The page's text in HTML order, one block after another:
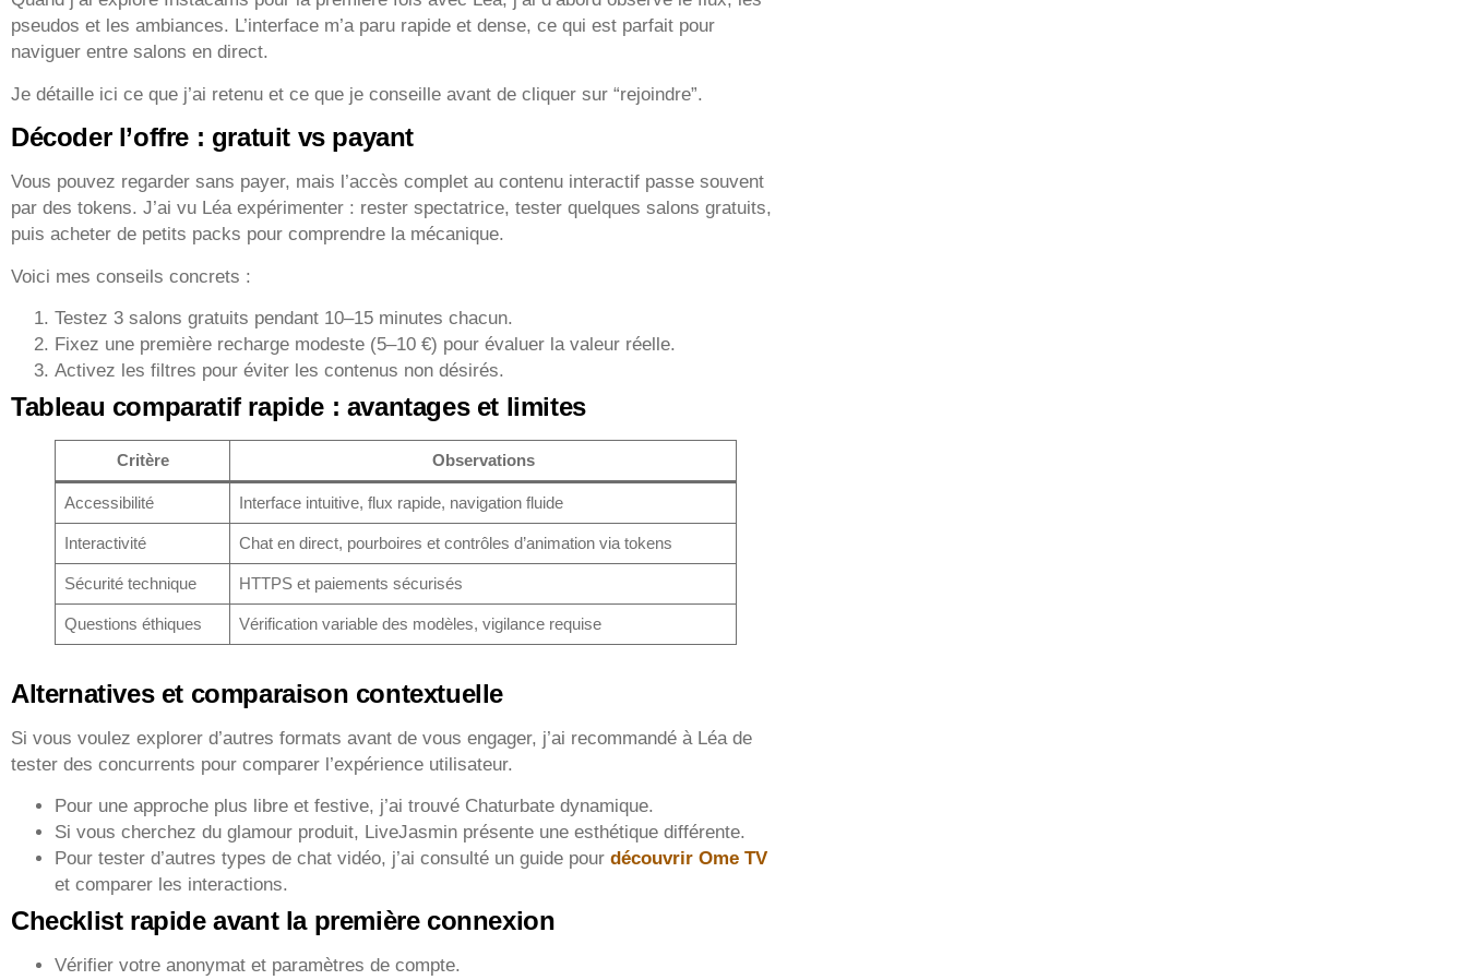
pseudos et les ambiances. L’interface m’a paru rapide et dense, ce qui est parfait pour
naviguer entre salons en direct.
Je détaille ici ce que j’ai retenu et ce que je conseille avant de cliquer sur “rejoindre”.
Décoder l’offre : gratuit vs payant
Vous pouvez regarder sans payer, mais l’accès complet au contenu interactif passe souvent
par des tokens. J’ai vu Léa expérimenter : rester spectatrice, tester quelques salons gratuits,
puis acheter de petits packs pour comprendre la mécanique.
Voici mes conseils concrets :
Testez 3 salons gratuits pendant 10–15 minutes chacun.
Fixez une première recharge modeste (5–10 €) pour évaluer la valeur réelle.
Activez les filtres pour éviter les contenus non désirés.
Tableau comparatif rapide : avantages et limites
Critère Observations
Accessibilité Interface intuitive, flux rapide, navigation fluide
Interactivité Chat en direct, pourboires et contrôles d’animation via tokens
Sécurité technique HTTPS et paiements sécurisés
Questions éthiques Vérification variable des modèles, vigilance requise
Alternatives et comparaison contextuelle
Si vous voulez explorer d’autres formats avant de vous engager, j’ai recommandé à Léa de
tester des concurrents pour comparer l’expérience utilisateur.
Pour une approche plus libre et festive, j’ai trouvé Chaturbate dynamique.
Si vous cherchez du glamour produit, LiveJasmin présente une esthétique différente.
Pour tester d’autres types de chat vidéo, j’ai consulté un guide pour découvrir Ome TV
et comparer les interactions.
Checklist rapide avant la première connexion
Vérifier votre anonymat et paramètres de compte.